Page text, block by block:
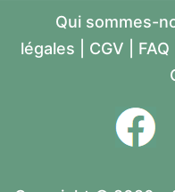
Qui sommes-
légales
CGV FAQ